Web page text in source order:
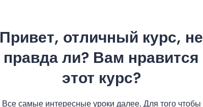
Привет, отличный курс, не
правда ли? Вам нравится
этот курс?
Все самые интересные уроки далее. Для того чтобы